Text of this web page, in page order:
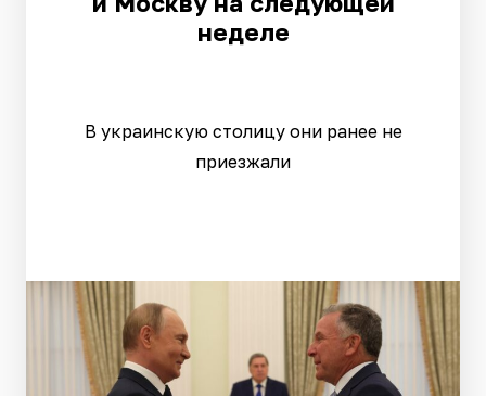
неделе
В украинскую столицу они ранее не
приезжали